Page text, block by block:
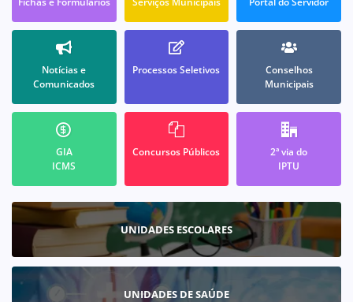
Notícias e
Comunicados
Processos Seletivos
Conselhos
Municipais
GIA
ICMS
Concursos Públicos
2ª via do
IPTU
UNIDADES ESCOLARES
UNIDADES DE SAÚDE